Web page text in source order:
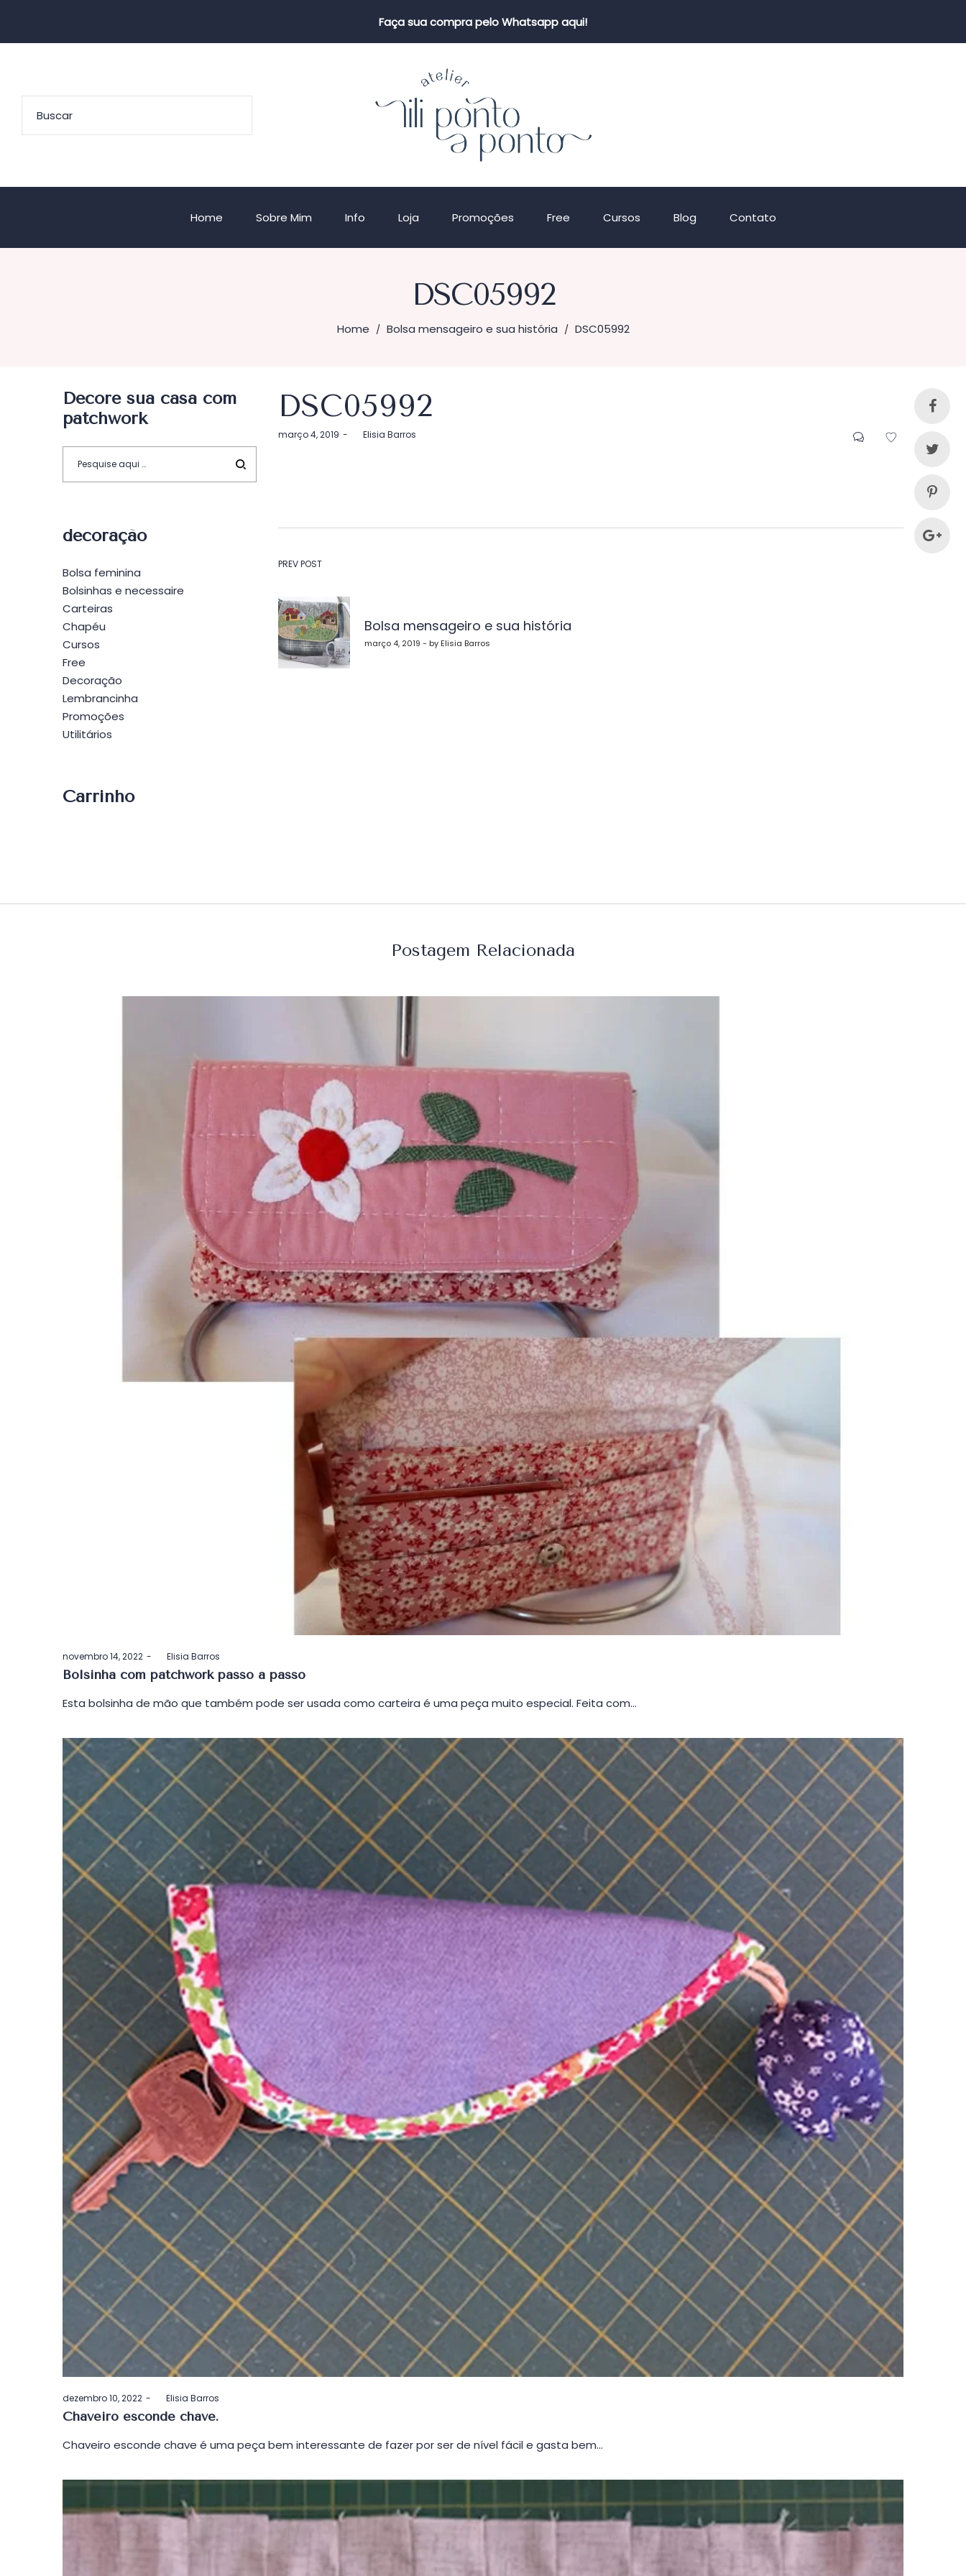
Faça sua compra pelo Whatsapp aqui!
Home Sobre Mim Info Loja Promoções Free Cursos Blog Contato
DSC05992
Home / Bolsa mensageiro e sua história / DSC05992
DSC05992
Postado
março 4, 2019 byElisia Barros
Navegação
de
Post
PREV POST
Bolsa mensageiro e sua história
março 4, 2019 - by Elisia Barros
Decore sua casa com
patchwork
decoração
Bolsa feminina
Bolsinhas e necessaire
Carteiras
Chapéu
Cursos
Free
Decoração
Lembrancinha
Promoções
Utilitários
Carrinho
Postagem Relacionada
Postado
em
novembro 14, 2022 byElisia Barros
Bolsinha com patchwork passo a passo
Esta bolsinha de mão que também pode ser usada como carteira é uma peça muito especial. Feita com…
Postado
em
dezembro 10, 2022 byElisia Barros
Chaveiro esconde chave.
Chaveiro esconde chave é uma peça bem interessante de fazer por ser de nível fácil e gasta bem…